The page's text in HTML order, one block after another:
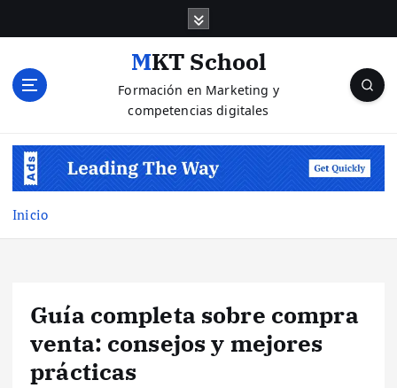
MKT School
Formación en Marketing y
competencias digitales
Inicio
Guía completa sobre compra
venta: consejos y mejores
prácticas